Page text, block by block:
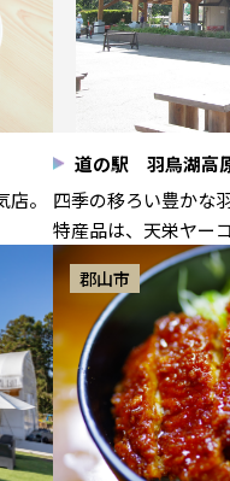
。
道の駅 羽鳥湖高
四季の移ろい豊かな
特産品は、天栄ヤー
郡山市